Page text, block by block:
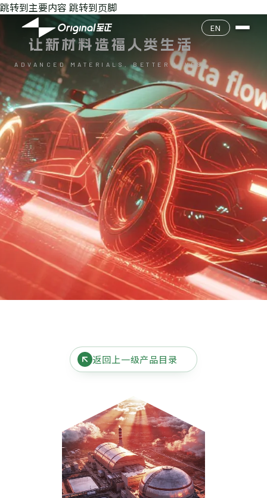
跳转到主要内容 跳转到页脚
公司介绍
企业文化
核心团队
发展历程
产品目录
产品查询
环境安全
质量经营
联系我们
加入我们
EN
让新材料造福人类生活
ADVANCED MATERIALS, BETTER LIVES.
返回上一级产品目录